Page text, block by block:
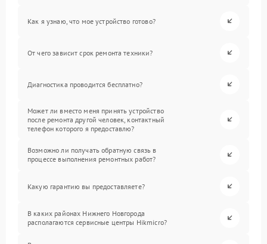
Как я узнаю, что мое устройство готово?
От чего зависит срок ремонта техники?
Диагностика проводится бесплатно?
Может ли вместо меня принять устройство
после ремонта другой человек, контактный
телефон которого я предоставлю?
Возможно ли получать обратную связь в
процессе выполнения ремонтных работ?
Какую гарантию вы предоставляете?
В каких районах Нижнего Новгорода
располагаются сервисные центры Hikmicro?